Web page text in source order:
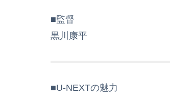
■監督
黒川康平
■U-NEXTの魅力